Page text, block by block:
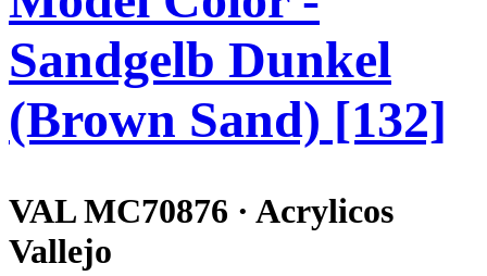
Sandgelb Dunkel
(Brown Sand) [132]
VAL MC70876 · Acrylicos
Vallejo